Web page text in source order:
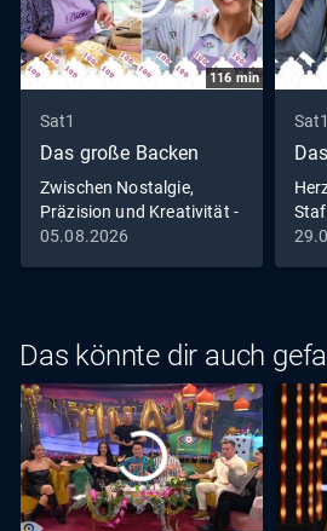
116 min
Sat1
Das große Backen
Zwischen Nostalgie,
Präzision und Kreativität -
100. Folge "Das große
05.08.2026
Sat1
Das könnte dir auch